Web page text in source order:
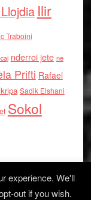
Ilir
Traboini
nderroi jete ne
Prifti Rafael
Sadik Elshani
Sokol
experience. We'll
out if you wish.